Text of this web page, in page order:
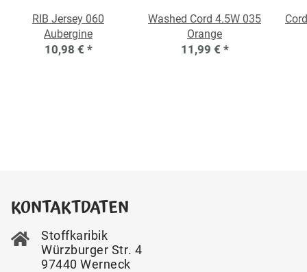
RIB Jersey 060
Aubergine
10,98 € *
Washed Cord 4.5W 035
Orange
11,99 € *
KONTAKTDATEN
Stoffkaribik
Würzburger Str. 4
97440 Werneck